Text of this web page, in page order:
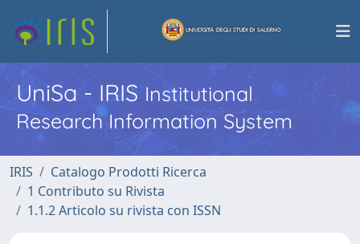
UniSa - IRISInstitutional
Research Information System
IRIS
Catalogo Prodotti Ricerca
1 Contributo su Rivista
1.1.2 Articolo su rivista con ISSN